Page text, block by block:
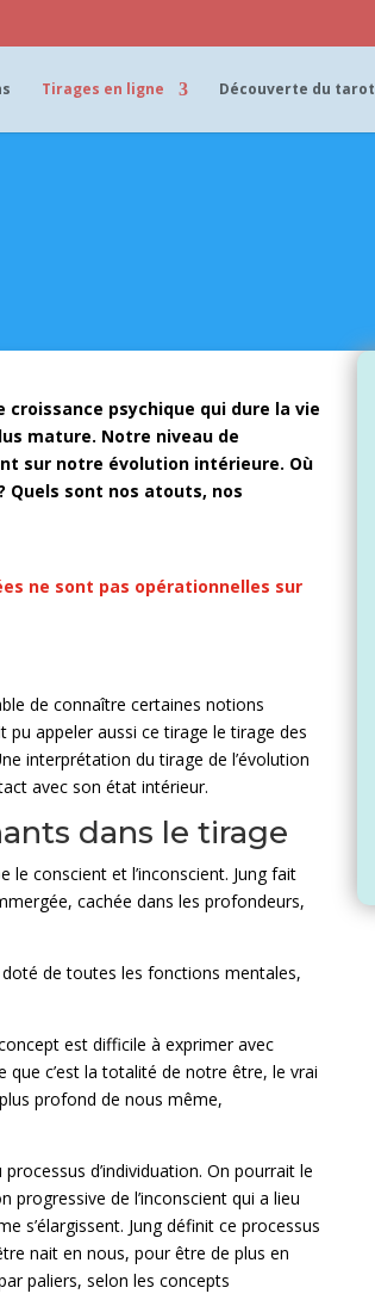
Tirages en ligne Découverte du tarot
croissance psychique qui dure la vie
mature. Notre niveau de
sur notre évolution intérieure. Où
Quels sont nos atouts, nos
ne sont pas opérationnelles sur
de connaître certaines notions
pu appeler aussi ce tirage le tirage des
interprétation du tirage de l’évolution
avec son état intérieur.
dans le tirage
conscient et l’inconscient. Jung fait
cachée dans les profondeurs,
de toutes les fonctions mentales,
est difficile à exprimer avec
que c’est la totalité de notre être, le vrai
profond de nous même,
d’individuation. On pourrait le
progressive de l’inconscient qui a lieu
s’élargissent. Jung définit ce processus
nait en nous, pour être de plus en
paliers, selon les concepts